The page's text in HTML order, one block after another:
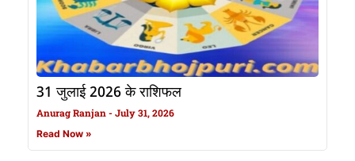
31 जुलाई 2026 के राशिफल
Anurag Ranjan July 31, 2026
Read Now »